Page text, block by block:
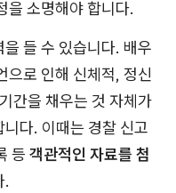
을 소명해야 합니다.
들 수 있습니다. 배우
으로 인해 신체적, 정신
간을 채우는 것 자체가
다. 이때는 경찰 신고
등 객관적인 자료를 첨
.